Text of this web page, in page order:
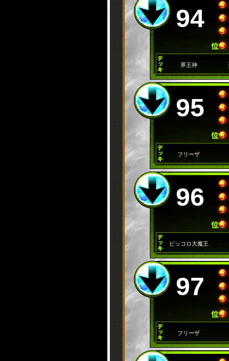
94
界王神
95
フリーザ
96
ピッコロ大魔王
97
フリーザ